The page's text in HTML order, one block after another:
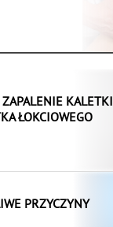
KALETKI
ŁOKCIOWEGO
PRZYCZYNY